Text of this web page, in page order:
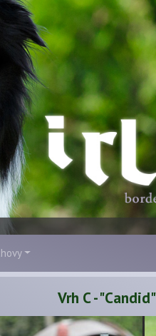
Vrh C -